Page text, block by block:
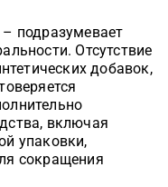
подразумевает
Отсутствие
добавок,
включая
упаковки,
сокращения